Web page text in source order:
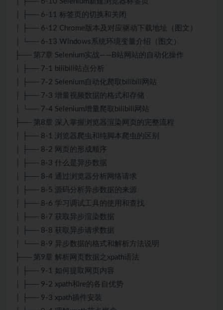
│ ├── 6-11 标签页的切换和关闭
│ ├── 6-12 Chrome版本及对应驱动下载地址（图文）
│ └── 6-13 Windows系统环境变量介绍（图文）
├── 第7章 Selenium实战——B站网站的自动化操作
│ ├── 7-1 bilibili站点分析
│ ├── 7-2 Selenium自动化爬取bilibili网站
│ ├── 7-3 增量视频数据的格式和存储
│ └── 7-4 Selenium增量爬取bilibili网站
├── 第8章 深入掌握浏览器渲染网页的完整流程
│ ├── 8-1 浏览器爬虫和纯脚本爬虫的区别
│ ├── 8-2 网页的形成顺序
│ ├── 8-3 什么是异步数据
│ ├── 8-4 通过浏览器分析网络请求
│ ├── 8-5 源码分析异步数据的来源
│ ├── 8-6 学习调试工具的使用和查找
│ ├── 8-7 获取异步渲染数据
│ ├── 8-8 获取异步请求数据
│ └── 8-9 异步数据的格式和解析方法说明
├── 第9章 解析网页数据之xpath语法
│ ├── 9-1 如何提取网页内容
│ ├── 9-2 xpath和re的各自优势
│ ├── 9-3 xpath插件安装